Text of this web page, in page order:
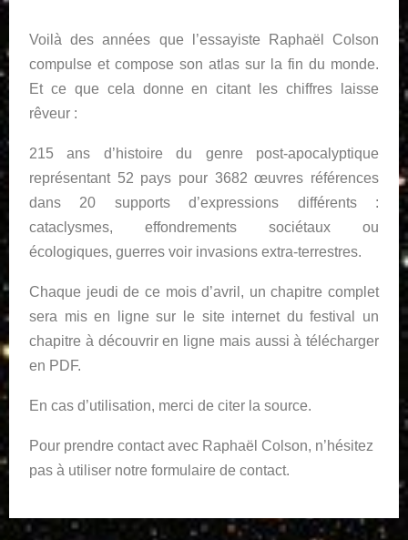
Voilà des années que l’essayiste Raphaël Colson
compulse et compose son atlas sur la fin du monde.
Et ce que cela donne en citant les chiffres laisse
rêveur :
215 ans d’histoire du genre post-apocalyptique
représentant 52 pays pour 3682 œuvres références
dans 20 supports d’expressions différents :
cataclysmes, effondrements sociétaux ou
écologiques, guerres voir invasions extra-terrestres.
Chaque jeudi de ce mois d’avril, un chapitre complet
sera mis en ligne sur le site internet du festival un
chapitre à découvrir en ligne mais aussi à télécharger
en PDF.
En cas d’utilisation, merci de citer la source.
Pour prendre contact avec Raphaël Colson, n’hésitez
pas à utiliser notre formulaire de contact.